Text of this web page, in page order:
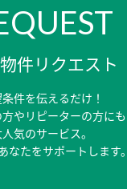
件リクエスト
件を伝えるだけ！
やリピーターの方にも
気のサービス。
なたをサポートします。